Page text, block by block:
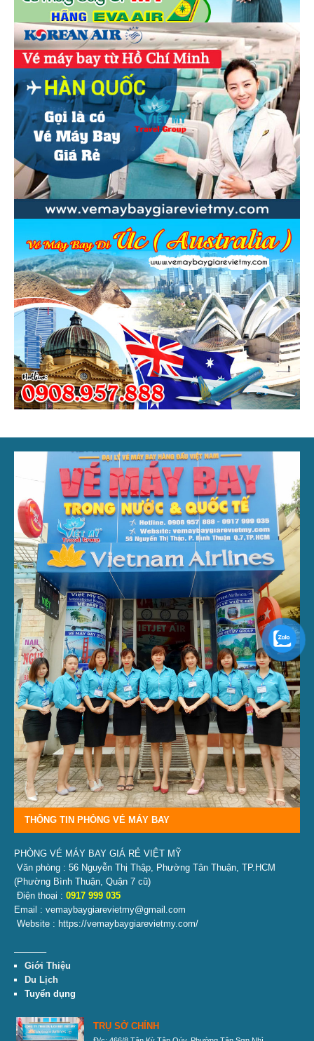
THÔNG TIN PHÒNG VÉ MÁY BAY
PHÒNG VÉ MÁY BAY GIÁ RẺ VIỆT MỸ
Văn phòng : 56 Nguyễn Thị Thập, Phường Tân Thuận, TP.HCM
(Phường Bình Thuận, Quận 7 cũ)
Điện thoại : 0917 999 035
Email : vemaybaygiarevietmy@gmail.com
Website : https://vemaybaygiarevietmy.com/
———–
Giới Thiệu
Du Lịch
Tuyển dụng
TRỤ SỞ CHÍNH